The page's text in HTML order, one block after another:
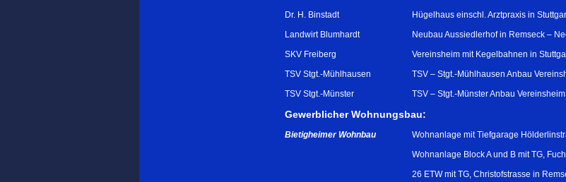
Dr. H. Binstadt
Landwirt Blumhardt
SKV Freiberg
TSV Stgt.-Mühlhausen
TSV Stgt.-Münster
Hügelhaus einschl. Arztpraxis in
Neubau Aussiedlerhof in Remseck –
Vereinsheim mit Kegelbahnen in
TSV – Stgt.-Mühlhausen Anbau
TSV – Stgt.-Münster Anbau
Gewerblicher Wohnungsbau:
Bietigheimer Wohnbau
Wohnanlage mit Tiefgarage
Wohnanlage Block A und B mit TG,
26 ETW mit TG, Christofstrasse in